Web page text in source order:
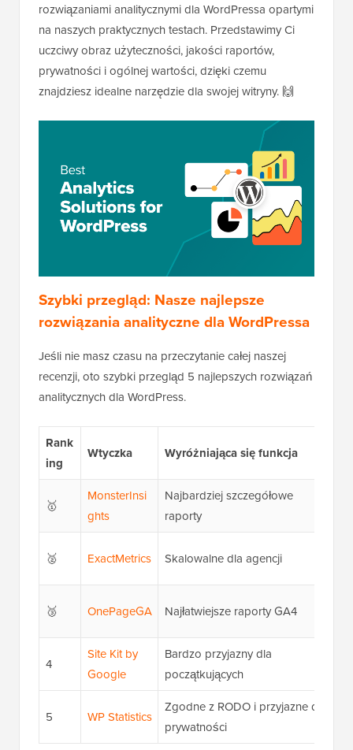
rozwiązaniami analitycznymi dla WordPressa opartymi
na naszych praktycznych testach. Przedstawimy Ci
uczciwy obraz użyteczności, jakości raportów,
prywatności i ogólnej wartości, dzięki czemu
znajdziesz idealne narzędzie dla swojej witryny. 🙌
Szybki przegląd: Nasze najlepsze
rozwiązania analityczne dla WordPressa
Jeśli nie masz czasu na przeczytanie całej naszej
recenzji, oto szybki przegląd 5 najlepszych rozwiązań
analitycznych dla WordPress.
Rank
ing
Wtyczka Wyróżniająca się funkcja
🥇
MonsterInsi
ghts
Najbardziej szczegółowe
raporty
🥈 ExactMetrics Skalowalne dla agencji
🥉 OnePageGA Najłatwiejsze raporty GA4
4
Site Kit by
Google
Bardzo przyjazny dla
początkujących
5 WP Statistics
Zgodne z RODO i przyjazne dla
prywatności